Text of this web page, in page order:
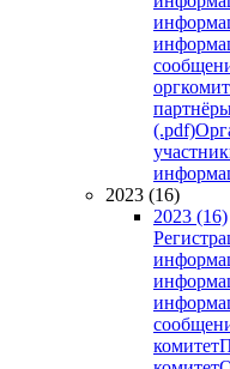
(.pdf)
2023 (16)
2023 (16)
комитет